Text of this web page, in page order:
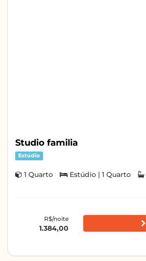
Studio familia
Estúdio
1 Quarto Estúdio | 1 Quarto
R$/noite
1.384,00